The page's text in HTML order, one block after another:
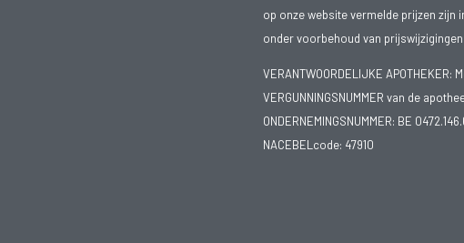
op onze website vermelde prijzen zijn
onder voorbehoud van
VERANTWOORDELIJKE APOTHEKER:
VERGUNNINGSNUMMER van de
ONDERNEMINGSNUMMER: BE
NACEBELcode: 47910